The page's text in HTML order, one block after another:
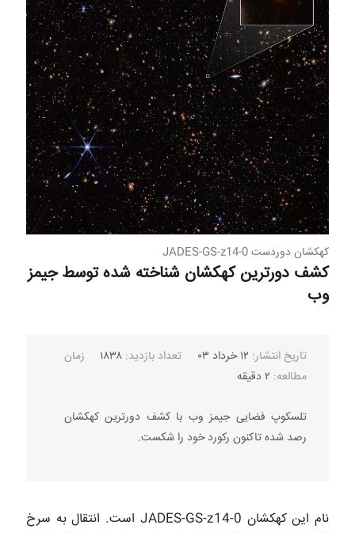
کهکشان دوردست JADES-GS-z14-0
کشف دورترین کهکشان شناخته شده توسط جیمز
وب
تاریخ انتشار: ۱۲ خرداد ۰۳ تعداد بازدید: ۱۸۳۸
زمان
مطالعه: ۲ دقیقه
تلسکوپ فضایی جیمز وب با کشف دورترین کهکشان
رصد شده تاکنون رکورد خود را شکست.
نام این کهکشان JADES-GS-z14-0 است. انتقال به سرخ